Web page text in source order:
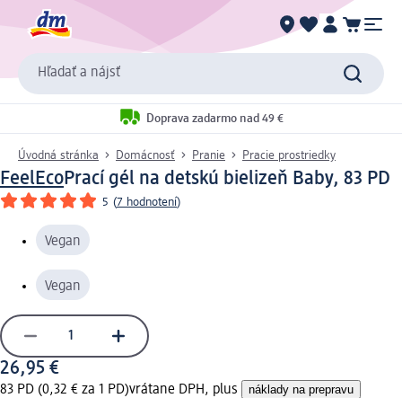
Hľadať a nájsť
Doprava zadarmo nad 49 €
Úvodná stránka Domácnosť Pranie Pracie prostriedky
FeelEcoPrací gél na detskú bielizeň Baby, 83 PD
5 (7 hodnotení)
Vegan
Vegan
26,95 €
83 PD (0,32 € za 1 PD)vrátane DPH, plus náklady na prepravu